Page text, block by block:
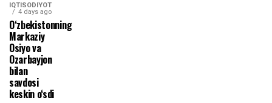
IQTISODIYOT
4 days ago
O‘zbekistonning
Markaziy
Osiyo va
Ozarbayjon
bilan
savdosi
keskin o‘sdi